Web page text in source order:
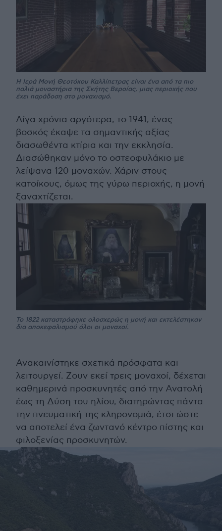
Η Ιερά Μονή Θεοτόκου Καλλίπετρας είναι ένα από τα πιο
παλιά μοναστήρια της Σκήτης Βεροίας, μιας περιοχής που
έχει παράδοση στο μοναχισμό.
Λίγα χρόνια αργότερα, το 1941, ένας
βοσκός έκαψε τα σημαντικής αξίας
διασωθέντα κτίρια και την εκκλησία.
Διασώθηκαν μόνο το οστεοφυλάκιο με
λείψανα 120 μοναχών. Χάριν στους
κατοίκους, όμως της γύρω περιοχής, η μονή
ξαναχτίζεται.
Το 1822 καταστράφηκε ολοσχερώς η μονή και εκτελέστηκαν
δια αποκεφαλισμού όλοι οι μοναχοί.
Ανακαινίστηκε σχετικά πρόσφατα και
λειτουργεί. Ζουν εκεί τρεις μοναχοί, δέχεται
καθημερινά προσκυνητές από την Ανατολή
έως τη Δύση του ηλίου, διατηρώντας πάντα
την πνευματική της κληρονομιά, έτσι ώστε
να αποτελεί ένα ζωντανό κέντρο πίστης και
φιλοξενίας προσκυνητών.